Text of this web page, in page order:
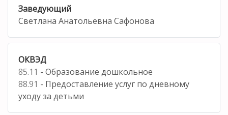
Заведующий
Светлана Анатольевна Сафонова
ОКВЭД
85.11 - Образование дошкольное
88.91 - Предоставление услуг по дневному
уходу за детьми